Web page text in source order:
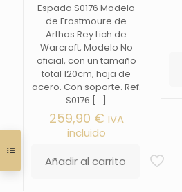
Espada S0176 Modelo
de Frostmoure de
Arthas Rey Lich de
Warcraft, Modelo No
oficial, con un tamaño
total 120cm, hoja de
acero. Con soporte. Ref.
S0176 […]
259,90 € IVA
incluido
Añadir al carrito